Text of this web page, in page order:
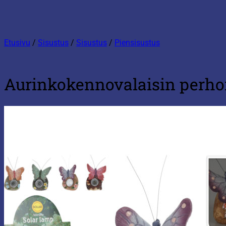
Etusivu / Sisustus / Sisustus / Piensisustus
Aurinkokennovalaisin